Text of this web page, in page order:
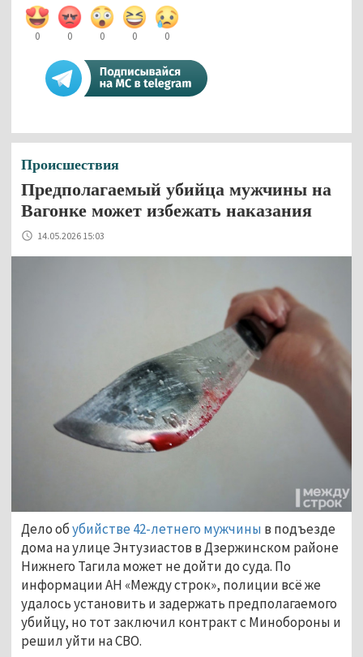
0 0 0 0 0
Происшествия
Предполагаемый убийца мужчины на
Вагонке может избежать наказания
14.05.2026 15:03
Дело обубийстве 42-летнего мужчины в подъезде
дома на улице Энтузиастов в Дзержинском районе
Нижнего Тагила может не дойти до суда. По
информации АН «Между строк», полиции всё же
удалось установить и задержать предполагаемого
убийцу, но тот заключил контракт с Минобороны и
решил уйти на СВО.